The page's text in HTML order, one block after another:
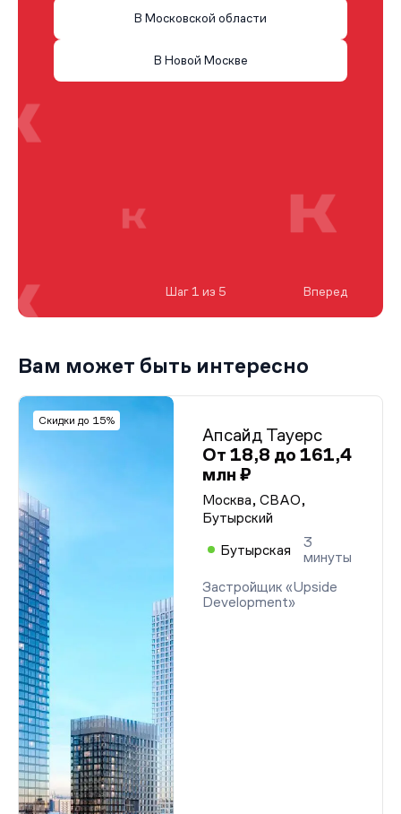
В Московской области
В Новой Москве
Шаг 1 из 5 Вперед
Вам может быть интересно
Скидки до 15%
Апсайд Тауерс
От 18,8 до 161,4
млн ₽
Москва, СВАО,
Бутырский
Бутырская
3
минуты
Застройщик «Upside
Development»